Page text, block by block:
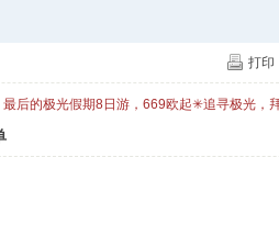
打印
后的极光假期8日游，669欧起✳追寻极光，